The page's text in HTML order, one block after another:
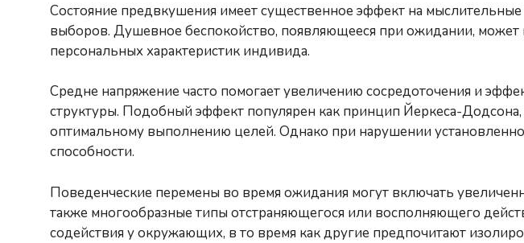
Состояние предвкушения имеет существенное эффект на
выборов. Душевное беспокойство, появляющееся при ожидании, может
персональных характеристик индивида.
Средне напряжение часто помогает увеличению сосредоточения и
структуры. Подобный эффект популярен как принцип Йеркеса-
оптимальному выполнению целей. Однако при нарушении
способности.
Поведенческие перемены во время ожидания могут включать
также многообразные типы отстраняющегося или восполняющего
содействия у окружающих, в то время как другие предпочитают